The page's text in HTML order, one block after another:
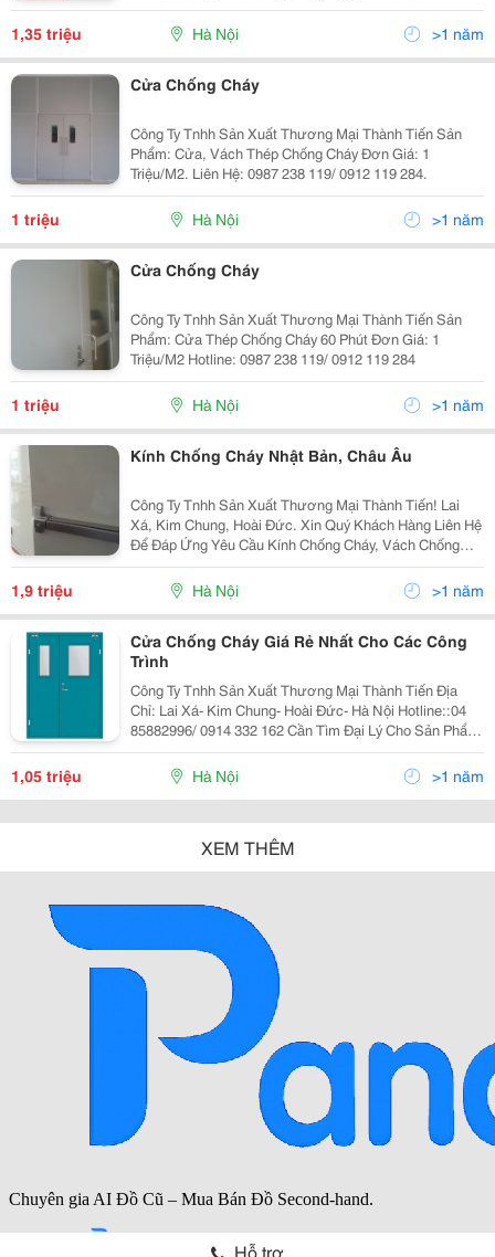
1.350.000 Vnd/M2 Hotline: 0987 238 119/ 0912 119 284
1,35 triệu Hà Nội >1 năm
Cửa Chống Cháy
Công Ty Tnhh Sản Xuất Thương Mại Thành Tiến Sản
Phẩm: Cửa, Vách Thép Chống Cháy Đơn Giá: 1
Triệu/M2. Liên Hệ: 0987 238 119/ 0912 119 284.
1 triệu Hà Nội >1 năm
Cửa Chống Cháy
Công Ty Tnhh Sản Xuất Thương Mại Thành Tiến Sản
Phẩm: Cửa Thép Chống Cháy 60 Phút Đơn Giá: 1
Triệu/M2 Hotline: 0987 238 119/ 0912 119 284
1 triệu Hà Nội >1 năm
Kính Chống Cháy Nhật Bản, Châu Âu
Công Ty Tnhh Sản Xuất Thương Mại Thành Tiến! Lai
Xá, Kim Chung, Hoài Đức. Xin Quý Khách Hàng Liên Hệ
Để Đáp Ứng Yêu Cầu Kính Chống Cháy, Vách Chống
Cháy Châu Âu, Nhật Bản. Châu Âu: 1.9 Triệu/M2. Nhật
1,9 triệu Hà Nội >1 năm
Cửa Chống Cháy Giá Rẻ Nhất Cho Các Công
Trình
Công Ty Tnhh Sản Xuất Thương Mại Thành Tiến Địa
Chỉ: Lai Xá- Kim Chung- Hoài Đức- Hà Nội Hotline::04
85882996/ 0914 332 162 Cần Tìm Đại Lý Cho Sản Phẩm
Cửa Chống Cháy, Cửa Thép Công Nghiệp, Phòng Kho
Chống Cháy Với Giá Cả Hấp Dẫn, Chất Lượng
1,05 triệu Hà Nội >1 năm
XEM THÊM
Hỗ trợ